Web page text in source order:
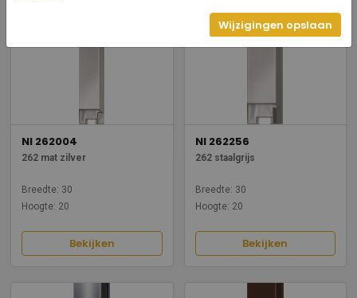
NI 262004
262 mat zilver
Breedte: 30
Hoogte: 20
Bekijken
NI 262256
262 staalgrijs
Breedte: 30
Hoogte: 20
Bekijken
Wijzigingen opslaan